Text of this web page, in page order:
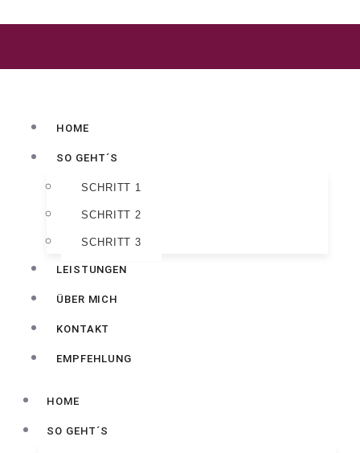
HOME
SO GEHT´S
SCHRITT 1
SCHRITT 2
SCHRITT 3
LEISTUNGEN
ÜBER MICH
KONTAKT
EMPFEHLUNG
HOME
SO GEHT´S